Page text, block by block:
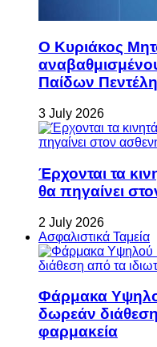
Ο Κυριάκος
Παίδων
3 July 2026
Έρχονται τα
θα πηγαίνει
2 July 2026
Ασφαλιστικά Ταμεία
Φάρμακα
δωρεάν
φαρμακεία